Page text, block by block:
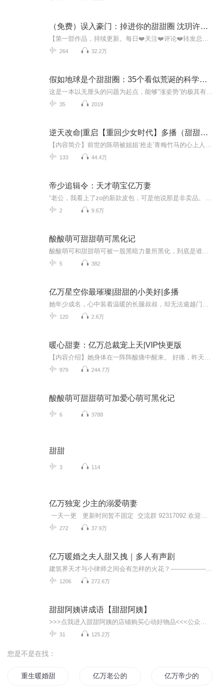
（免费）误入豪门：掉进你的甜甜圈 沈玥许绍城
264 32.2万
假如地球是个甜甜圈：35个看似荒诞的科学问题
35 2019
逆天改命|重启【重回少女时代】多播（甜甜圈式的爱情）
133 44.4万
帝少追辑令：天才萌宝亿万妻
2 9.6万
酸酸萌可甜甜萌可黑化记
5 382
亿万星空你最璀璨|甜甜的小美好|多播
120 2.6万
暖心甜妻：亿万总裁宠上天|VIP快更版
979 244.7万
酸酸萌可甜甜萌可加爱心萌可黑化记
6 3788
甜甜
3 114
亿万独宠 少主的溺爱萌妻
272 37.9万
亿万暖婚之夫人甜又拽｜多人有声剧
1206 272.6万
甜甜阿姨讲成语【甜甜阿姨】
31 125.2万
您是不是在找：
重生暖婚甜妻 亿万老公的甜妻 亿万帝少的甜妻